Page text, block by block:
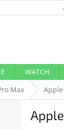
WATCH
Max